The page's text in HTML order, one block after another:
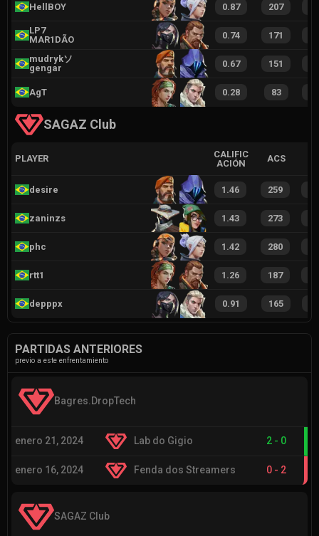
HellBOY 0.87 207
LP7
MAR1DÃO
0.74 171
mudrykソ
gengar
0.67 151
AgT 0.28 83
SAGAZ Club
PLAYER
CALIFIC
ACIÓN
ACS
desire 1.46 259
zaninzs 1.43 273
phc 1.42 280
rtt1 1.26 187
depppx 0.91 165
PARTIDAS ANTERIORES
previo a este enfrentamiento
Bagres.DropTech
enero 21, 2024 Lab do Gigio 2 - 0
enero 16, 2024 Fenda dos Streamers 0 - 2
SAGAZ Club